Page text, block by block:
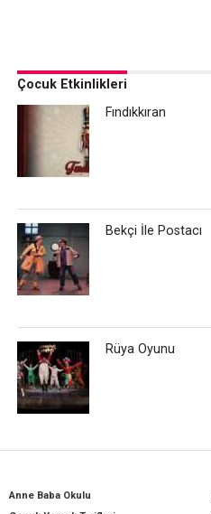
Çocuk Etkinlikleri
Fındıkkıran
Bekçi İle Postacı
Rüya Oyunu
Anne Baba Okulu